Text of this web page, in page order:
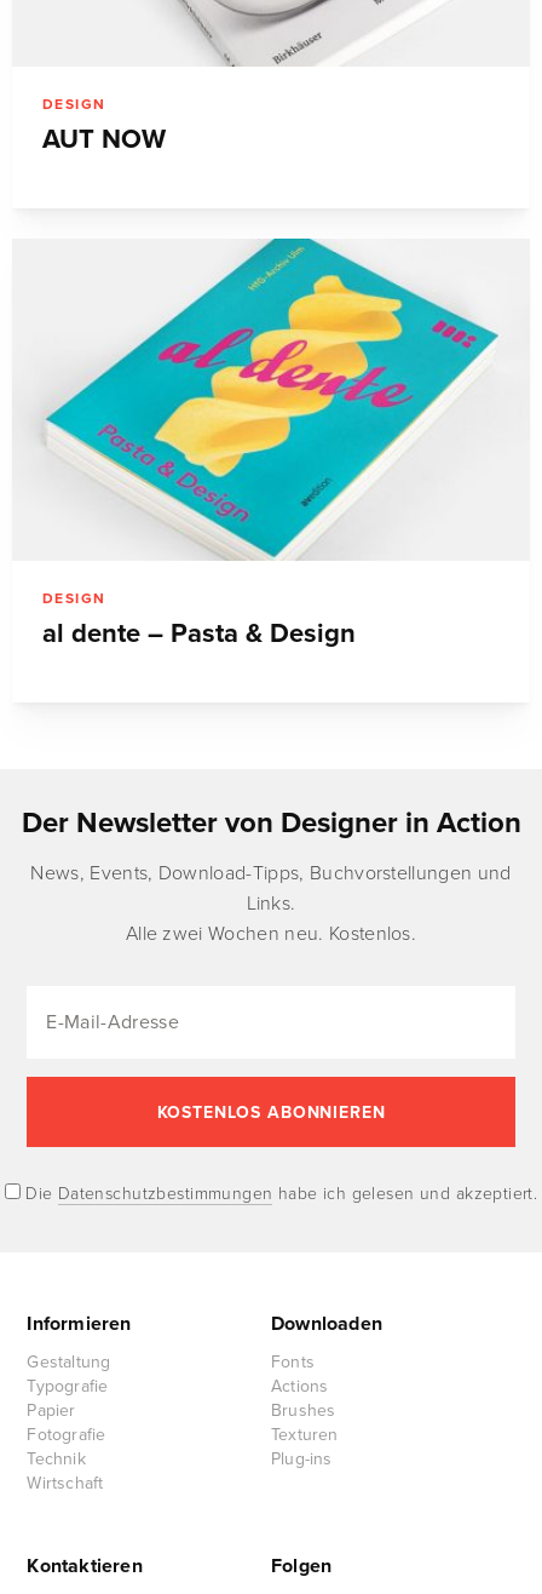
DESIGN
AUT NOW
DESIGN
al dente – Pasta & Design
Der Newsletter von Designer in Action
News, Events, Download-Tipps, Buchvorstellungen und
Links.
Alle zwei Wochen neu. Kostenlos.
Die Datenschutzbestimmungen habe ich gelesen und akzeptiert.
Informieren
Gestaltung
Typografie
Papier
Fotografie
Technik
Wirtschaft
Downloaden
Fonts
Actions
Brushes
Texturen
Plug-ins
Kontaktieren Folgen